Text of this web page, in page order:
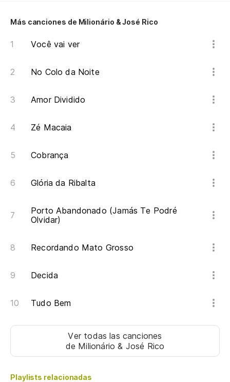
Más canciones de Milionário & José Rico
Você vai ver
No Colo da Noite
Amor Dividido
Zé Macaia
Cobrança
Glória da Ribalta
Porto Abandonado (Jamás Te Podré
Olvidar)
Recordando Mato Grosso
Decida
Tudo Bem
Ver todas las canciones
de Milionário & José Rico
Playlists relacionadas